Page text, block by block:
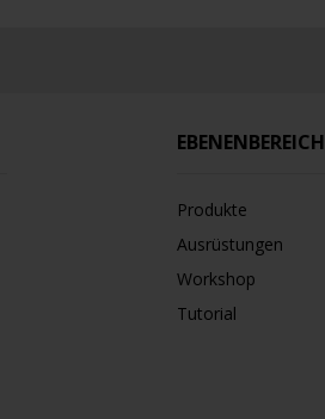
EBENENBEREICH
Produkte
Ausrüstungen
Workshop
Tutorial